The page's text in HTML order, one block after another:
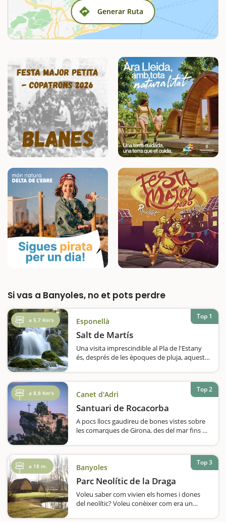
Generar Ruta
Si vas a Banyoles, no et pots perdre
a 5,7 Km's Esponellà
Salt de Martís
Una visita imprescindible al Pla de l'Estany
és, després de les èpoques de pluja, aquest
visita molt recomanable,…
Top 1
a 8,8 Km's Canet d'Adri
Santuari de Rocacorba
A pocs llocs gaudireu de bones vistes sobre
les comarques de Girona, des del mar fins als
pràcticament mil metres d'altitud, va ser
edificat al segle XVIII sobre un antic…
Top 2
a 18 m. Banyoles
Parc Neolític de la Draga
Voleu saber com vivien els homes i dones
del neolític? Voleu conèixer com era un
Top 3